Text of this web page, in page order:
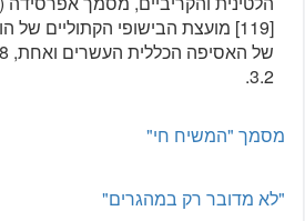
[119] מועצת הבישופי הקתוליים
3.2.
מסמך "המשיח חי"
"לא מדובר רק במהגרים"